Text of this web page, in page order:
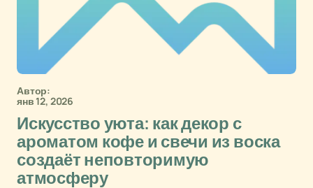
Автор:
янв 12, 2026
Искусство уюта: как декор с
ароматом кофе и свечи из воска
создаёт неповторимую
атмосферу